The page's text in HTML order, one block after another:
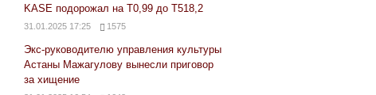
KASE подорожал на Т0,99 до Т518,2
31.01.2025 17:25 1575
Экс-руководителю управления культуры
Астаны Мажагулову вынесли приговор
за хищение